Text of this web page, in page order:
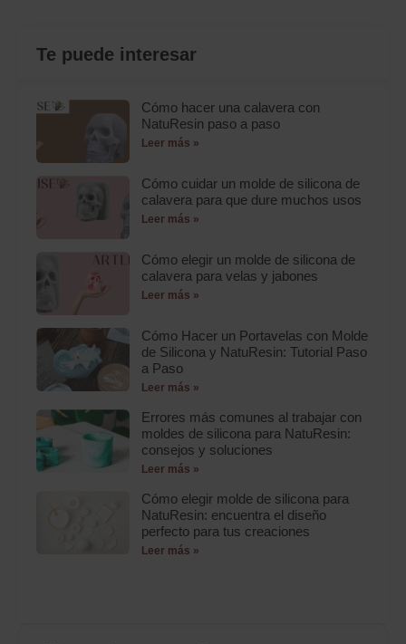
Te puede interesar
Cómo hacer una calavera con
NatuResin paso a paso
Leer más »
Cómo cuidar un molde de silicona de
calavera para que dure muchos usos
Leer más »
Cómo elegir un molde de silicona de
calavera para velas y jabones
Leer más »
Cómo Hacer un Portavelas con Molde
de Silicona y NatuResin: Tutorial Paso
a Paso
Leer más »
Errores más comunes al trabajar con
moldes de silicona para NatuResin:
consejos y soluciones
Leer más »
Cómo elegir molde de silicona para
NatuResin: encuentra el diseño
perfecto para tus creaciones
Leer más »